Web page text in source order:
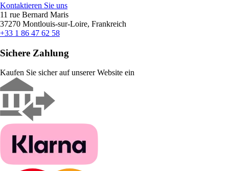
Kontaktieren Sie uns
11 rue Bernard Maris
37270 Montlouis-sur-Loire, Frankreich
+33 1 86 47 62 58
Sichere Zahlung
Kaufen Sie sicher auf unserer Website ein